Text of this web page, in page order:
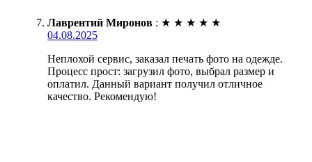
Лаврентий Миронов : ★ ★ ★ ★ ★
04.08.2025
Неплохой сервис, заказал печать фото на одежде.
Процесс прост: загрузил фото, выбрал размер и
оплатил. Данный вариант получил отличное
качество. Рекомендую!